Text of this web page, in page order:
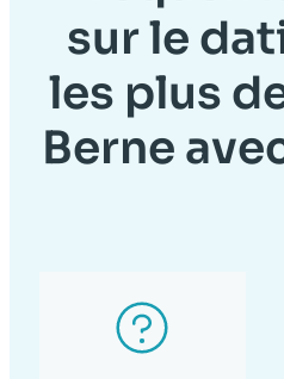
sur le
les plus
Berne